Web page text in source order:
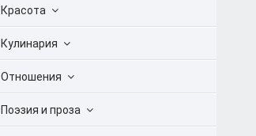
Красота
Кулинария
Отношения
Поэзия и проза